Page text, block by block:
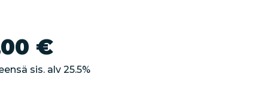
€
sis. alv 25.5%